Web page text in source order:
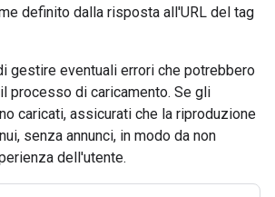
definito dalla risposta all'URL del tag
gestire eventuali errori che potrebbero
processo di caricamento. Se gli
caricati, assicurati che la riproduzione
senza annunci, in modo da non
dell'utente.